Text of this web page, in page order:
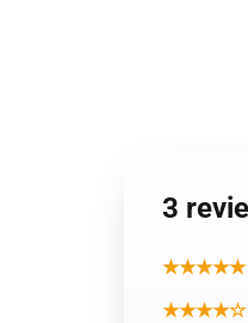
3
★★★★★
★★★★☆